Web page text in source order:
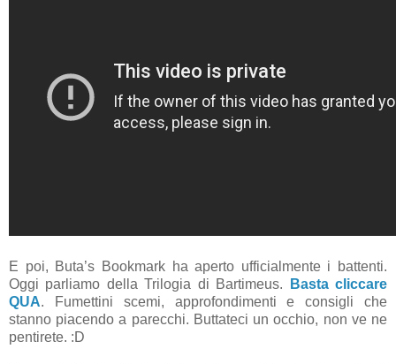
E poi, Buta’s Bookmark ha aperto ufficialmente i battenti.
Oggi parliamo della Trilogia di Bartimeus.
Basta cliccare
QUA. Fumettini scemi, approfondimenti e consigli che
stanno piacendo a parecchi. Buttateci un occhio, non ve ne
pentirete. :D